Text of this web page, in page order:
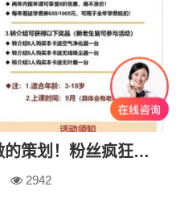
教师节，看看别人怎么做的策划！粉丝疯狂增长中…
2942